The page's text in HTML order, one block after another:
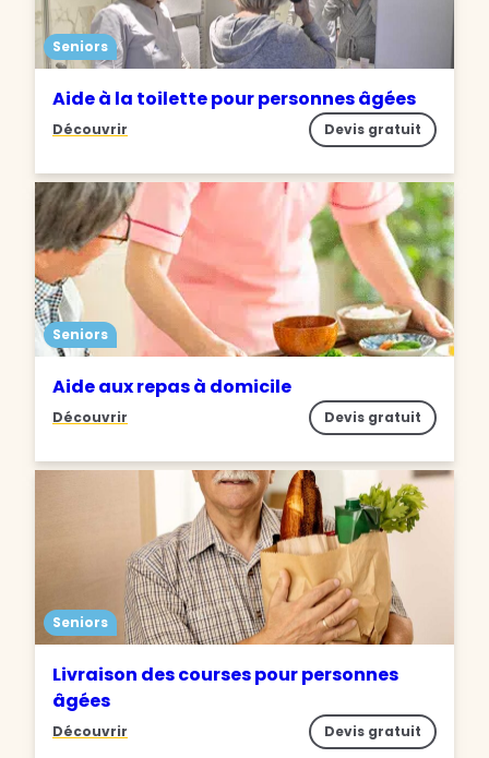
Seniors
Aide à la toilette pour personnes âgées
Découvrir Devis gratuit
Seniors
Aide aux repas à domicile
Découvrir Devis gratuit
Seniors
Livraison des courses pour personnes
âgées
Découvrir Devis gratuit